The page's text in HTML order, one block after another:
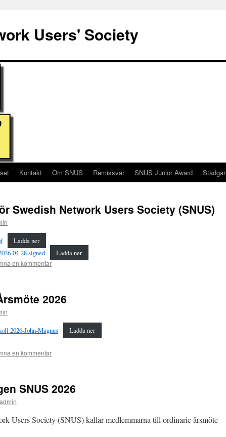
Users' Society
Kontakt Om SNUS Remissvar SNUS Junior Award Stadgar
Swedish Network Users Society (SNUS)
Ladda ner
04-28 signed
Ladda ner
en kommentar
2026
2026-John-Magnus Ladda ner
en kommentar
SNUS 2026
admin
Users Society (SNUS) kallar medlemmarna till ordinarie årsmöte